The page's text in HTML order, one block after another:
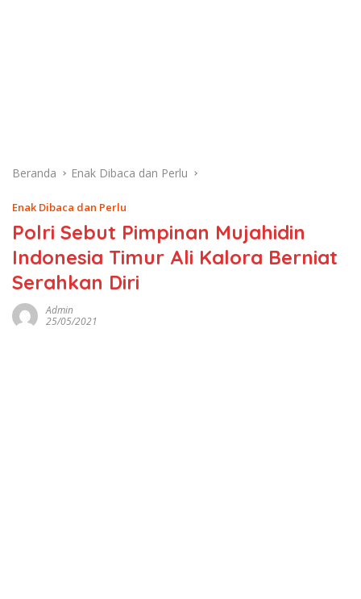
Beranda Enak Dibaca dan Perlu
Enak Dibaca dan Perlu
Polri Sebut Pimpinan Mujahidin
Indonesia Timur Ali Kalora Berniat
Serahkan Diri
Admin
25/05/2021